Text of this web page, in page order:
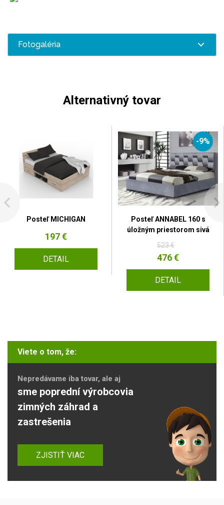
Fotogaléria
Alternativný tovar
Posteľ MICHIGAN
197 €
DETAIL
-9%
Posteľ ANNABEL 160 s
úložným priestorom sivá
523 €
476 €
DETAIL
Viete o tom, že:
Nepredávame iba tovar, ale aj
sme poprední výrobcovia
zimných záhrad a
zastrešenia
ZJISTIŤ VIAC